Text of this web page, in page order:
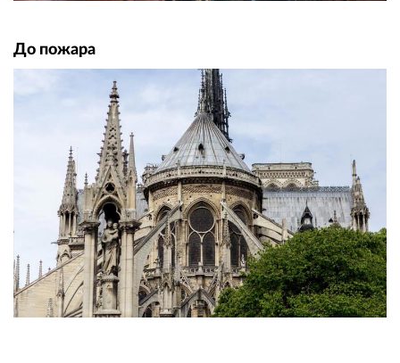
До пожара